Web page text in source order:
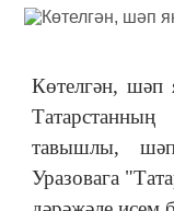
Көтелгән, шәп
тавышлы,
Уразовага